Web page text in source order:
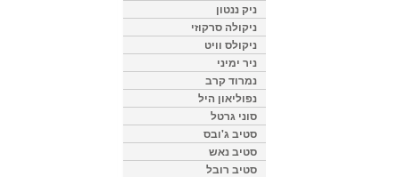
ניק ננטון
ניקולה סרקוזי
ניקולס וויט
ניר ימיני
נמרוד קרב
נפוליאון היל
סוני גרטל
סטיב ג'ובס
סטיב נאש
סטיב רובל